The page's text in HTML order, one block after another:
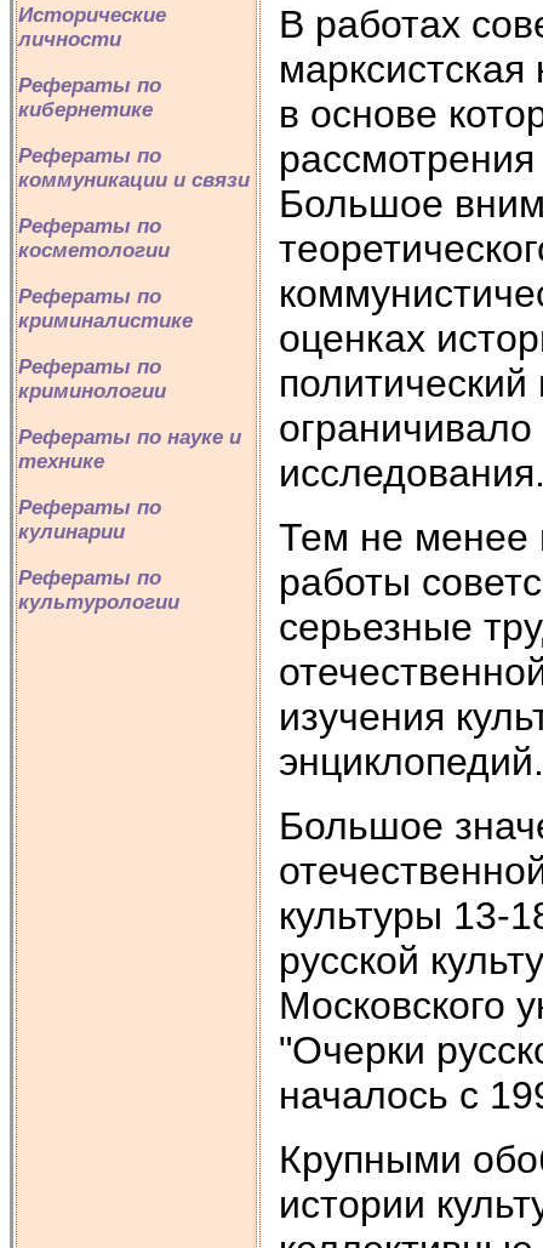
Исторические
личности
Рефераты по
кибернетике
Рефераты по
коммуникации и связи
Рефераты по
косметологии
Рефераты по
криминалистике
Рефераты по
криминологии
Рефераты по науке и
технике
Рефераты по
кулинарии
Рефераты по
культурологии
В работах
в основе
рассмотрения
Большое
оценках
Тем не менее
работы
серьезные
изучения
энциклопедий.
Большое
культуры 13-
русской
Московского
"Очерки
началось с
Крупными
истории